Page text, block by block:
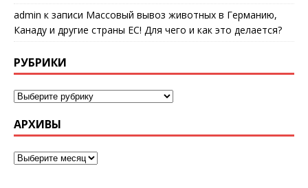
admin к записи Массовый вывоз животных в Германию,
Канаду и другие страны ЕС! Для чего и как это делается?
РУБРИКИ
АРХИВЫ